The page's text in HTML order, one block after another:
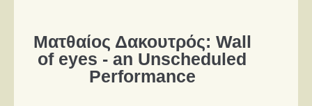
Θέατρο
Συνεντεύξεις
Ματθαίος Δακουτρός: Wall
of eyes - an Unscheduled
Performance